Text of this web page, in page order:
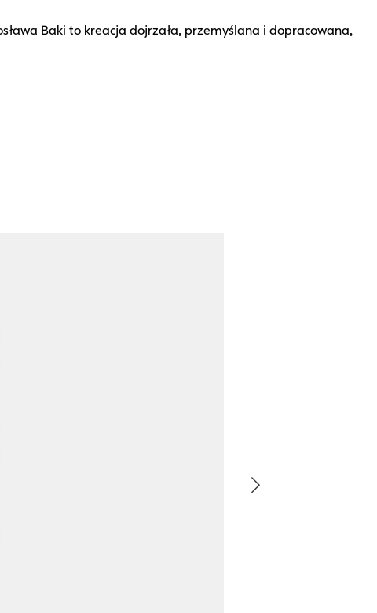
Baki to kreacja dojrzała, przemyślana i dopracowana,